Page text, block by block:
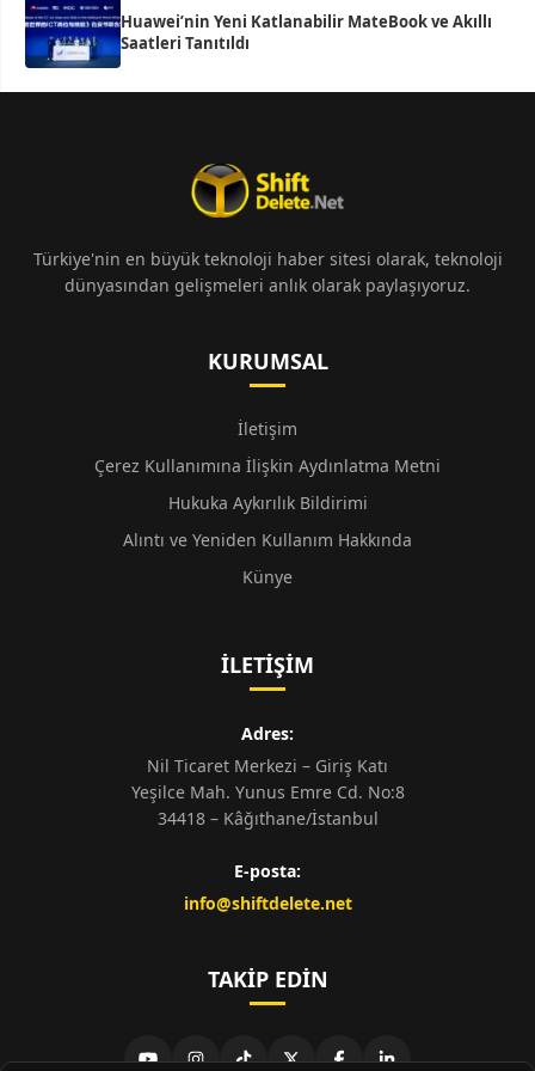
Huawei’nin Yeni Katlanabilir MateBook ve Akıllı
Saatleri Tanıtıldı
Türkiye'nin en büyük teknoloji haber sitesi olarak, teknoloji
dünyasından gelişmeleri anlık olarak paylaşıyoruz.
KURUMSAL
İletişim
Çerez Kullanımına İlişkin Aydınlatma Metni
Hukuka Aykırılık Bildirimi
Alıntı ve Yeniden Kullanım Hakkında
Künye
İLETIŞIM
Adres:
Nil Ticaret Merkezi – Giriş Katı
Yeşilce Mah. Yunus Emre Cd. No:8
34418 – Kâğıthane/İstanbul
E-posta:
info@shiftdelete.net
TAKIP EDIN